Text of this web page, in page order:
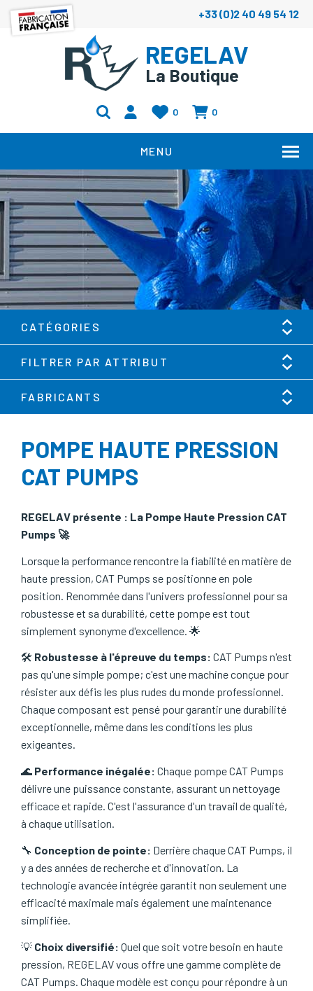
+33 (0)2 40 49 54 12
REGELAV
La Boutique
0 0
MENU
CATÉGORIES
FILTRER PAR ATTRIBUT
FABRICANTS
POMPE HAUTE PRESSION
CAT PUMPS
REGELAV présente : La Pompe Haute Pression CAT
Pumps 🚀
Lorsque la performance rencontre la fiabilité en matière de
haute pression, CAT Pumps se positionne en pole
position. Renommée dans l'univers professionnel pour sa
robustesse et sa durabilité, cette pompe est tout
simplement synonyme d'excellence. 🌟
🛠️ Robustesse à l'épreuve du temps: CAT Pumps n'est
pas qu'une simple pompe; c'est une machine conçue pour
résister aux défis les plus rudes du monde professionnel.
Chaque composant est pensé pour garantir une durabilité
exceptionnelle, même dans les conditions les plus
exigeantes.
🌊 Performance inégalée: Chaque pompe CAT Pumps
délivre une puissance constante, assurant un nettoyage
efficace et rapide. C'est l'assurance d'un travail de qualité,
à chaque utilisation.
🔧 Conception de pointe: Derrière chaque CAT Pumps, il
y a des années de recherche et d'innovation. La
technologie avancée intégrée garantit non seulement une
efficacité maximale mais également une maintenance
simplifiée.
💡 Choix diversifié: Quel que soit votre besoin en haute
pression, REGELAV vous offre une gamme complète de
CAT Pumps. Chaque modèle est conçu pour répondre à un